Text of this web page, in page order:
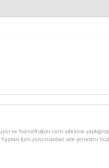
ve hurnethaber.com sitesine
tüm yorumlardan site yönetimi